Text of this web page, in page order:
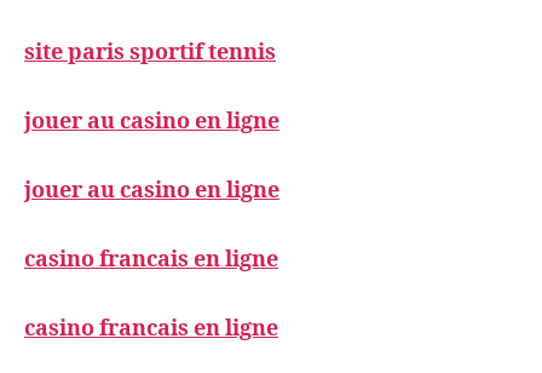
site paris sportif tennis
jouer au casino en ligne
jouer au casino en ligne
casino francais en ligne
casino francais en ligne